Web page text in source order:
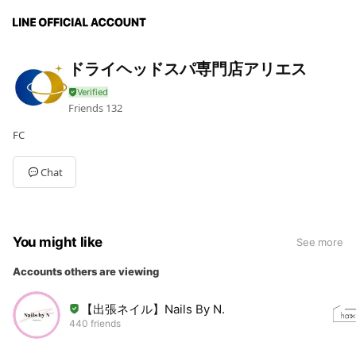
ドライヘッドスパ専門店アリエス
Friends 132
FC
Chat
You might like See more
Accounts others are viewing
【出張ネイル】Nails By N.
440 friends